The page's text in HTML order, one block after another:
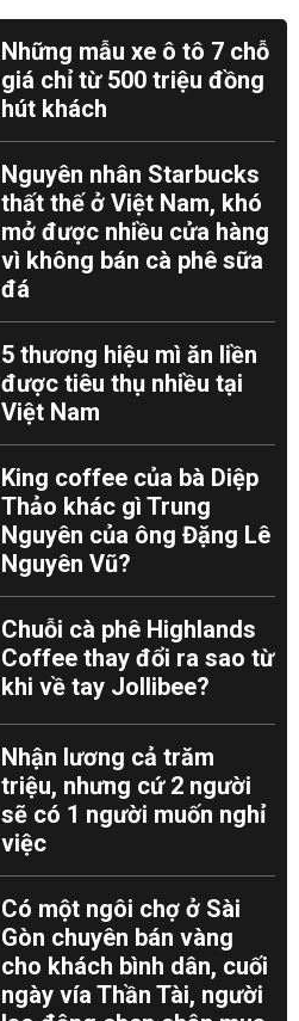
Những mẫu xe ô tô 7 chỗ
giá chỉ từ 500 triệu đồng
hút khách
Nguyên nhân Starbucks
thất thế ở Việt Nam, khó
mở được nhiều cửa hàng
vì không bán cà phê sữa
đá
5 thương hiệu mì ăn liền
được tiêu thụ nhiều tại
Việt Nam
King coffee của bà Diệp
Thảo khác gì Trung
Nguyên của ông Đặng Lê
Nguyên Vũ?
Chuỗi cà phê Highlands
Coffee thay đổi ra sao từ
khi về tay Jollibee?
Nhận lương cả trăm
triệu, nhưng cứ 2 người
sẽ có 1 người muốn nghỉ
việc
Có một ngôi chợ ở Sài
Gòn chuyên bán vàng
cho khách bình dân, cuối
ngày vía Thần Tài, người